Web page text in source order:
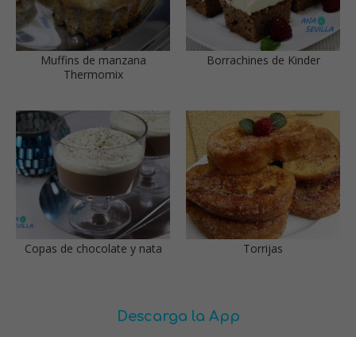
Muffins de manzana
Thermomix
Borrachines de Kinder
Copas de chocolate y nata Torrijas
Descarga la App